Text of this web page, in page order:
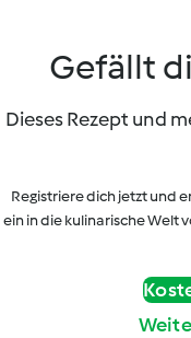
Gefällt
Dieses Rezept und
Registriere dich jetzt und
ein in die kulinarische Welt